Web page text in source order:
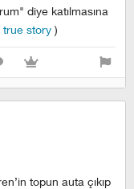
diye katılmasına
true story )
topun auta çıkıp